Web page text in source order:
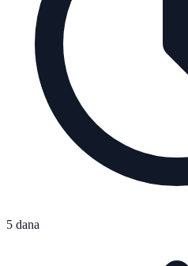
5 dana